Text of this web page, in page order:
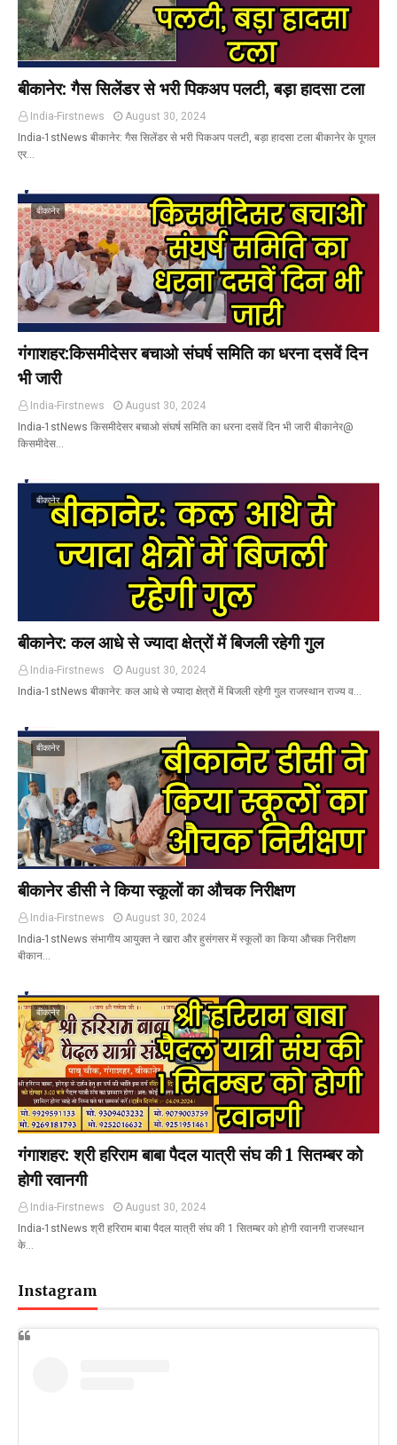
बीकानेर: गैस सिलेंडर से भरी पिकअप पलटी, बड़ा हादसा टला
India-Firstnews
August 30, 2024
India-1stNews बीकानेर: गैस सिलेंडर से भरी पिकअप पलटी, बड़ा हादसा टला बीकानेर के पूगल
एर…
बीकानेर
गंगाशहर:किसमीदेसर बचाओ संघर्ष समिति का धरना दसवें दिन
भी जारी
India-Firstnews
August 30, 2024
India-1stNews किसमीदेसर बचाओ संघर्ष समिति का धरना दसवें दिन भी जारी बीकानेर@
किसमीदेस…
बीकानेर
बीकानेर: कल आधे से ज्यादा क्षेत्रों में बिजली रहेगी गुल
India-Firstnews
August 30, 2024
India-1stNews बीकानेर: कल आधे से ज्यादा क्षेत्रों में बिजली रहेगी गुल राजस्थान राज्य व…
बीकानेर
बीकानेर डीसी ने किया स्कूलों का औचक निरीक्षण
India-Firstnews
August 30, 2024
India-1stNews संभागीय आयुक्त ने खारा और हुसंगसर में स्कूलों का किया औचक निरीक्षण
बीकान…
बीकानेर
गंगाशहर: श्री हरिराम बाबा पैदल यात्री संघ की 1 सितम्बर को
होगी रवानगी
India-Firstnews
August 30, 2024
India-1stNews श्री हरिराम बाबा पैदल यात्री संघ की 1 सितम्बर को होगी रवानगी राजस्थान
के…
Instagram